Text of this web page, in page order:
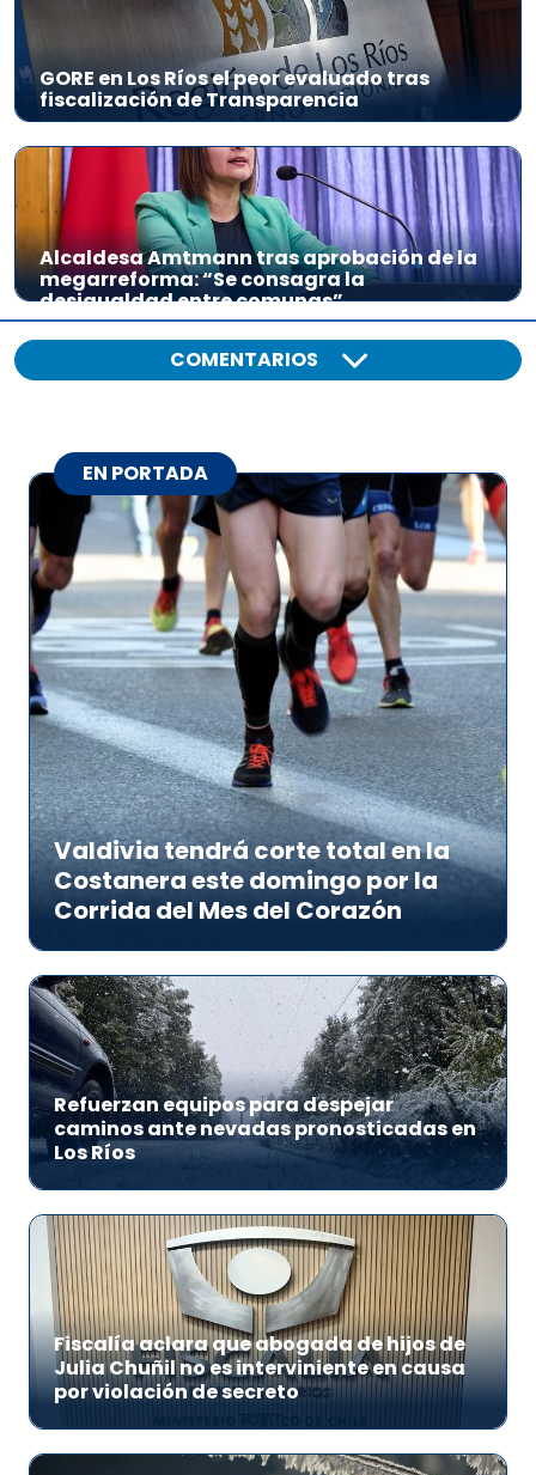
GORE en Los Ríos el peor evaluado tras
fiscalización de Transparencia
Alcaldesa Amtmann tras aprobación de la
megarreforma: “Se consagra la
desigualdad entre comunas”
COMENTARIOS
EN PORTADA
Valdivia tendrá corte total en la
Costanera este domingo por la
Corrida del Mes del Corazón
Refuerzan equipos para despejar
caminos ante nevadas pronosticadas en
Los Ríos
Fiscalía aclara que abogada de hijos de
Julia Chuñil no es interviniente en causa
por violación de secreto